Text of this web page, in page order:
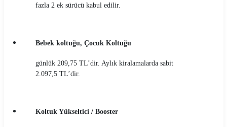
fazla 2 ek sürücü kabul edilir.
Bebek koltuğu, Çocuk Koltuğu
günlük 209,75 TL’dir. Aylık kiralamalarda sabit
2.097,5 TL’dir.
Koltuk Yükseltici / Booster